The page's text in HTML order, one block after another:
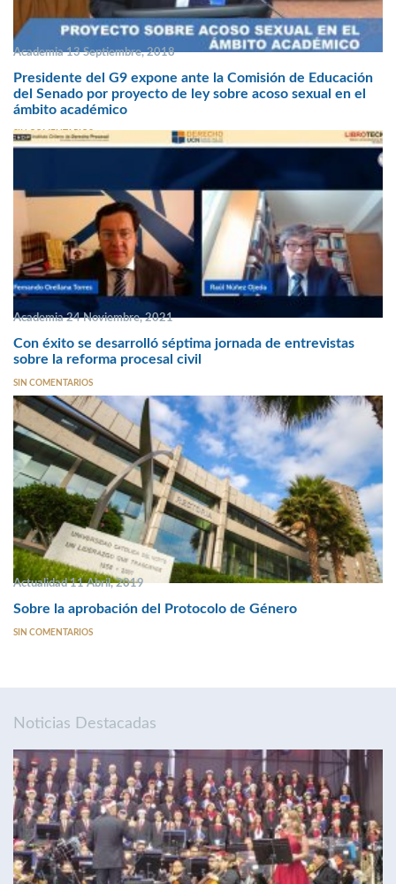
Academia 13 Septiembre, 2018
Presidente del G9 expone ante la Comisión de Educación
del Senado por proyecto de ley sobre acoso sexual en el
ámbito académico
SIN COMENTARIOS
Academia 24 Noviembre, 2021
Con éxito se desarrolló séptima jornada de entrevistas
sobre la reforma procesal civil
SIN COMENTARIOS
Actualidad 11 Abril, 2019
Sobre la aprobación del Protocolo de Género
SIN COMENTARIOS
Noticias Destacadas